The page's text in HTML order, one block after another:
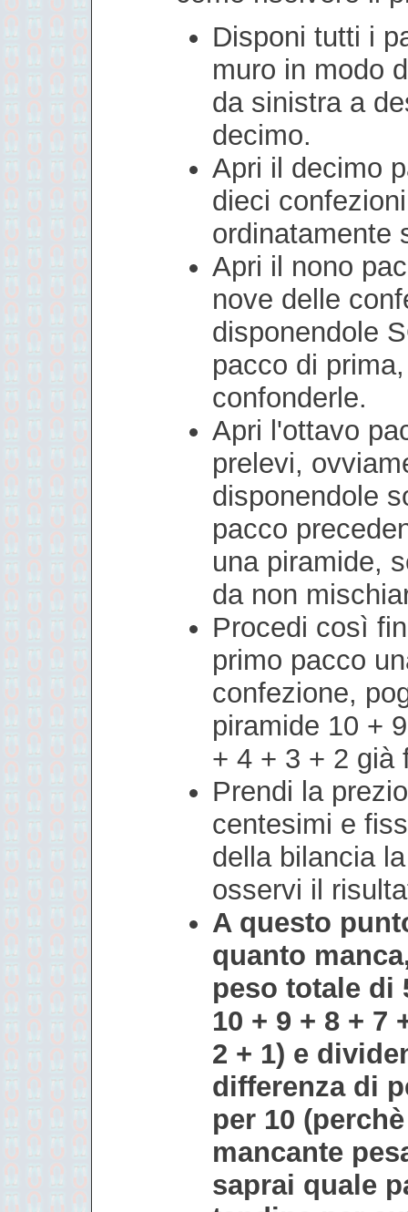
Disponi tutti i
muro in modo
da sinistra a
decimo.
Apri il decimo
dieci
ordinatamente
Apri il nono
nove delle
disponendole
pacco di
confonderle.
Apri l'ottavo
prelevi,
disponendole
pacco
una piramide,
da non
Procedi così
primo pacco
confezione,
piramide 10 +
+ 4 + 3 + 2 già
Prendi la
centesimi e
della bilancia
osservi il
A questo
quanto
peso totale di
10 + 9 + 8 + 7
2 + 1) e
differenza di
per 10
mancante
saprai quale